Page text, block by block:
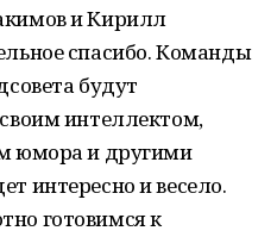
и Кирилл
спасибо. Команды
будут
своим интеллектом,
юмора и другими
интересно и весело.
готовимся к